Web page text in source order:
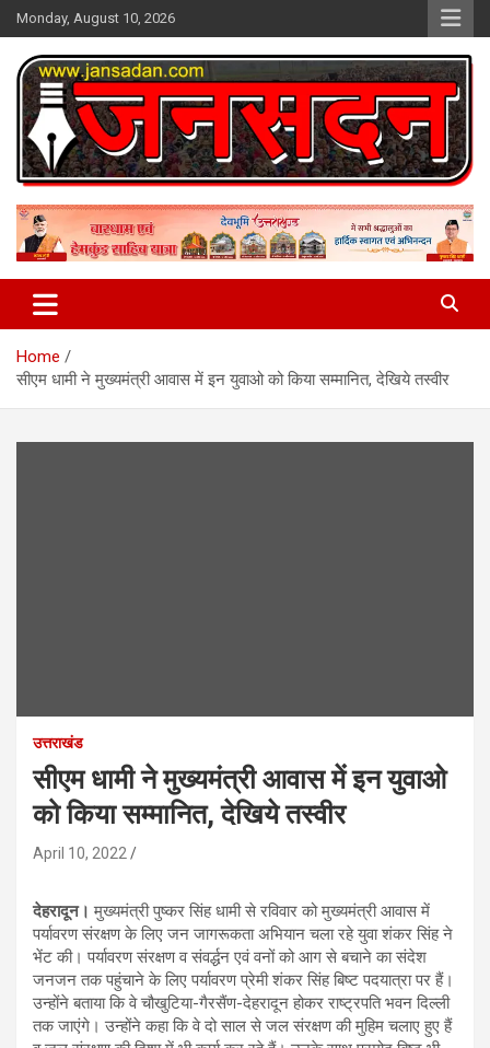
Skip
to
content
Monday, August 10, 2026
Jan Sadan
Home
सीएम धामी ने मुख्यमंत्री आवास में इन युवाओ को किया सम्मानित, देखिये तस्वीर
उत्तराखंड
सीएम धामी ने मुख्यमंत्री आवास में इन युवाओ
को किया सम्मानित, देखिये तस्वीर
April 10, 2022
देहरादून। मुख्यमंत्री पुष्कर सिंह धामी से रविवार को मुख्यमंत्री आवास में
पर्यावरण संरक्षण के लिए जन जागरूकता अभियान चला रहे युवा शंकर सिंह ने
भेंट की। पर्यावरण संरक्षण व संव‌र्द्धन एवं वनों को आग से बचाने का संदेश
जनजन तक पहुंचाने के लिए पर्यावरण प्रेमी शंकर सिंह बिष्ट पदयात्रा पर हैं।
उन्होंने बताया कि वे चौखुटिया-गैरसैंण-देहरादून होकर राष्ट्रपति भवन दिल्ली
तक जाएंगे। उन्होंने कहा कि वे दो साल से जल संरक्षण की मुहिम चलाए हुए हैं